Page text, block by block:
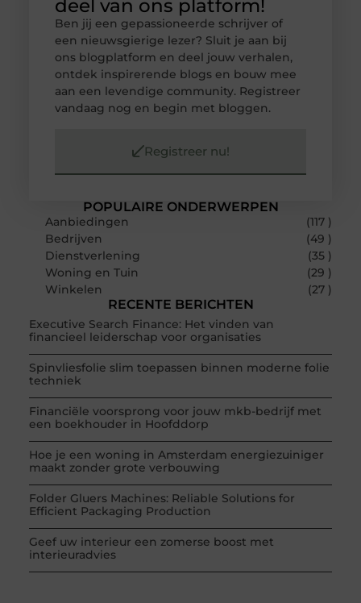
POPULAIRE ONDERWERPEN
Aanbiedingen
(117 )
Bedrijven
(49 )
Dienstverlening
(35 )
Woning en Tuin
(29 )
Winkelen
(27 )
RECENTE BERICHTEN
Executive Search Finance: Het vinden van
financieel leiderschap voor organisaties
Spinvliesfolie slim toepassen binnen moderne folie
techniek
Financiële voorsprong voor jouw mkb-bedrijf met
een boekhouder in Hoofddorp
Hoe je een woning in Amsterdam energiezuiniger
maakt zonder grote verbouwing
Folder Gluers Machines: Reliable Solutions for
Efficient Packaging Production
Geef uw interieur een zomerse boost met
interieuradvies
deel van ons platform!
Ben jij een gepassioneerde schrijver of
een nieuwsgierige lezer? Sluit je aan bij
ons blogplatform en deel jouw verhalen,
ontdek inspirerende blogs en bouw mee
aan een levendige community. Registreer
vandaag nog en begin met bloggen.
Registreer nu!